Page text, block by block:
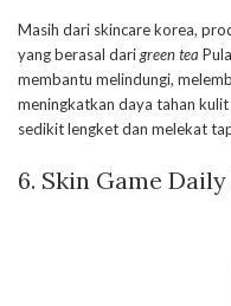
Masih dari skincare korea,
yang berasal darigreen tea
membantu melindungi,
meningkatkan daya tahan
sedikit lengket dan melekat
6. Skin Game